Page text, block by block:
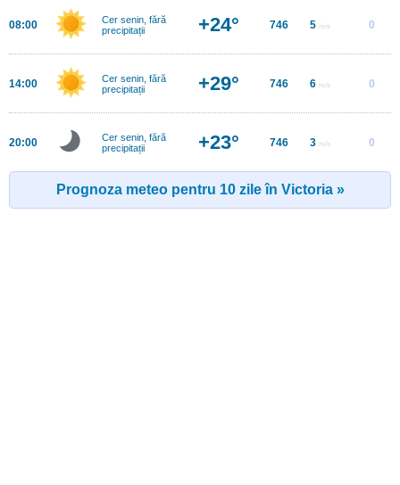
08:00
Cer senin, fără
precipitații
+24° 746 5 m/s 0
14:00
Cer senin, fără
precipitații
+29° 746 6 m/s 0
20:00
Cer senin, fără
precipitații
+23° 746 3 m/s 0
Prognoza meteo pentru 10 zile în Victoria »